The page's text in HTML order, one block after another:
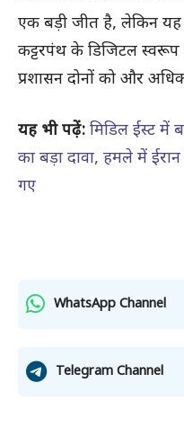
एक बड़ी जीत है, लेकिन यह
कट्टरपंथ के डिजिटल
प्रशासन दोनों को और
यह भी पढ़ें: मिडिल ईस्ट में
का बड़ा दावा, हमले में
गए
WhatsApp Channel
Telegram Channel